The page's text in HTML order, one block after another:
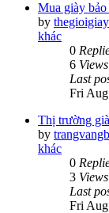
Mua giày
by thegioigiay
khác
0
6 Views
Last
Fri
Thị trường
by
khác
0
3 Views
Last
Fri